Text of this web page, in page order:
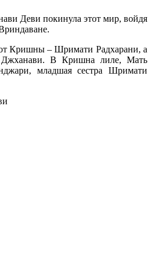
Деви покинула этот мир, войдя
Кришны – Шримати Радхарани, а
В Кришна лиле, Мать
младшая сестра Шримати